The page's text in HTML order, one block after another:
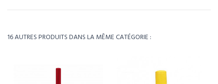
Environ 4 à 5 semaines - À confirmer lors de la
16 AUTRES PRODUITS DANS LA MÊME CATÉGORIE :